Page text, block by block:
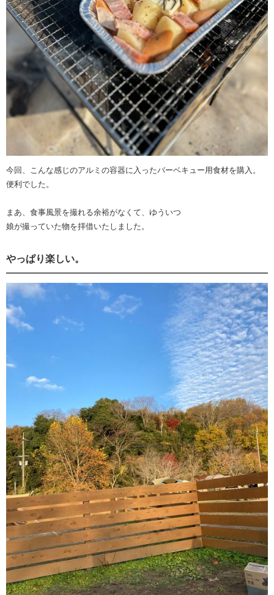
今回、こんな感じのアルミの容器に入ったバーベキュー用食材を購入。
便利でした。
まあ、食事風景を撮れる余裕がなくて、ゆういつ
娘が撮っていた物を拝借いたしました。
やっぱり楽しい。